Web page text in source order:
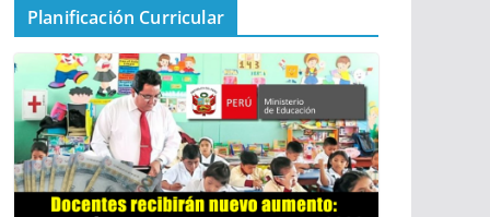
Planificación Curricular